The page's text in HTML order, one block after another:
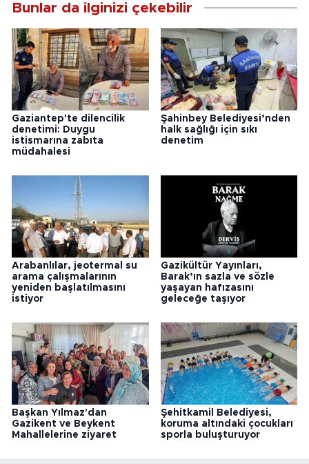
Bunlar da ilginizi çekebilir
Gaziantep'te dilencilik
denetimi: Duygu
istismarına zabıta
müdahalesi
Şahinbey Belediyesi’nden
halk sağlığı için sıkı
denetim
Arabanlılar, jeotermal su
arama çalışmalarının
yeniden başlatılmasını
istiyor
Gazikültür Yayınları,
Barak’ın sazla ve sözle
yaşayan hafızasını
geleceğe taşıyor
Başkan Yılmaz'dan
Gazikent ve Beykent
Mahallelerine ziyaret
Şehitkamil Belediyesi,
koruma altındaki çocukları
sporla buluşturuyor